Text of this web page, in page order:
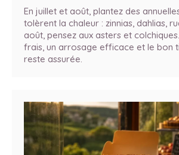
En juillet et août, plantez des
tolèrent la chaleur : zinnias, dahlias,
août, pensez aux asters et
frais, un arrosage efficace et le bon
reste assurée.